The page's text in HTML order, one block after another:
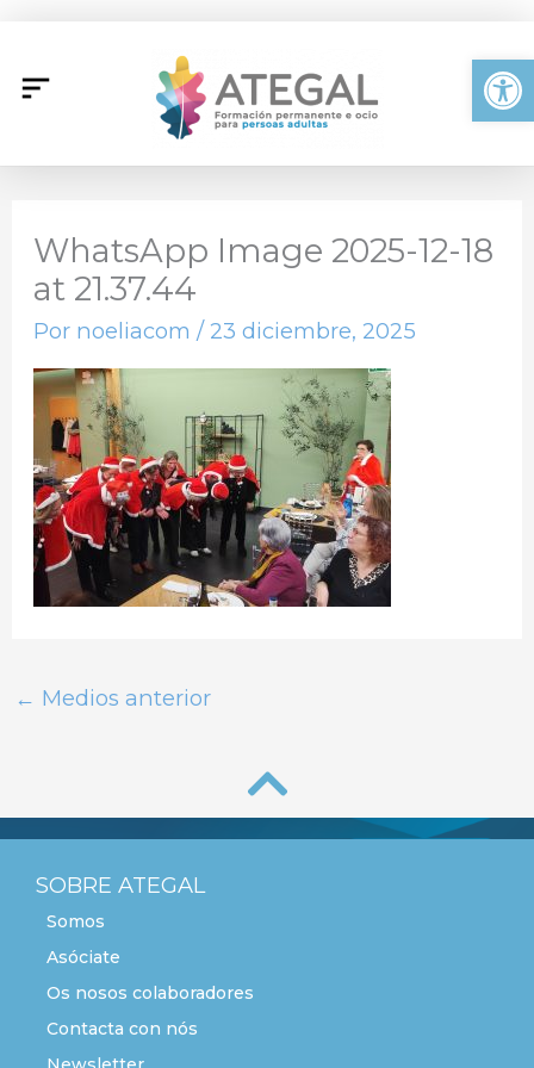
contenido
WhatsApp Image 2025-12-18
at 21.37.44
Por noeliacom/ 23 diciembre, 2025
← Medios anterior
SOBRE ATEGAL
Somos
Asóciate
Os nosos colaboradores
Contacta con nós